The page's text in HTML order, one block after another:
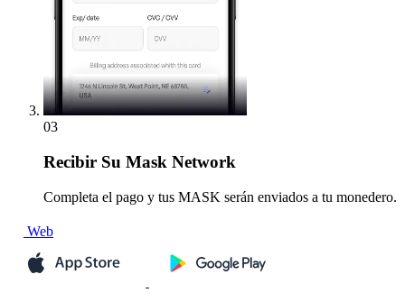
03
Recibir Su Mask Network
Completa el pago y tus MASK serán enviados a tu monedero.
Web